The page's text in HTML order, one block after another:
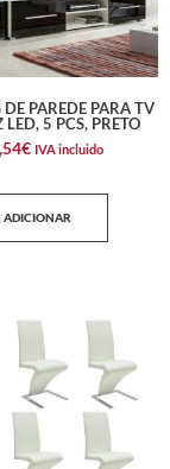
PAREDE PARA TV
5 PCS, PRETO
€ IVA incluido
ADICIONAR